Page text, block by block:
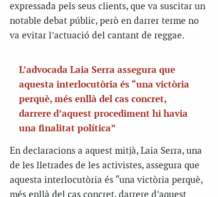
expressada pels seus clients, que va suscitar un
notable debat públic, però en darrer terme no
va evitar l’actuació del cantant de reggae.
L’advocada Laia Serra assegura que
aquesta interlocutòria és “una victòria
perquè, més enllà del cas concret,
darrere d’aquest procediment hi havia
una finalitat política”
En declaracions a aquest mitjà, Laia Serra, una
de les lletrades de les activistes, assegura que
aquesta interlocutòria és “una victòria perquè,